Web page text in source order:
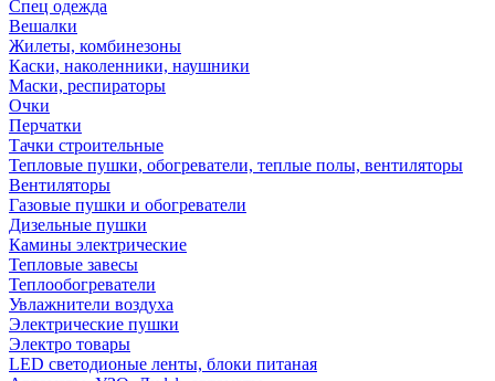
Спец одежда
Вешалки
Жилеты, комбинезоны
Каски, наколенники, наушники
Маски, респираторы
Очки
Перчатки
Тачки строительные
Тепловые пушки, обогреватели, теплые полы, вентиляторы
Вентиляторы
Газовые пушки и обогреватели
Дизельные пушки
Камины электрические
Тепловые завесы
Теплообогреватели
Увлажнители воздуха
Электрические пушки
Электро товары
LED светодионые ленты, блоки питаная